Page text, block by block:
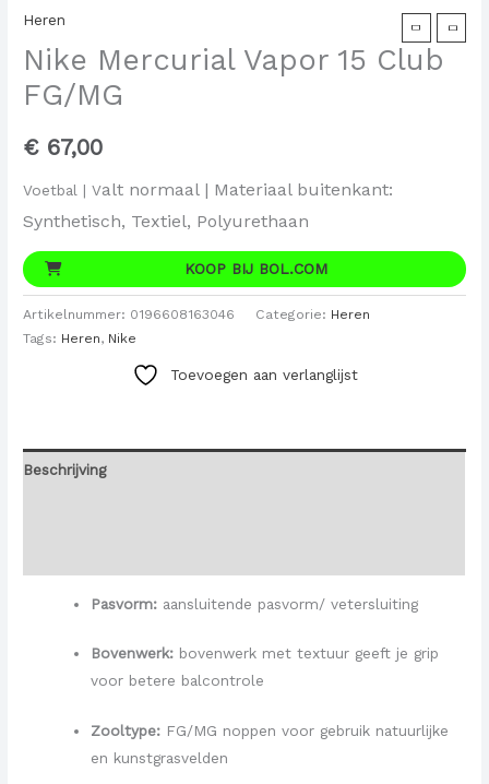
Heren
Nike Mercurial Vapor 15 Club
FG/MG
€ 67,00
Voetbal | Valt normaal | Materiaal buitenkant:
Synthetisch, Textiel, Polyurethaan
KOOP BIJ BOL.COM
Artikelnummer: 0196608163046 Categorie: Heren
Tags: Heren, Nike
Toevoegen aan verlanglijst
Beschrijving
Pasvorm: aansluitende pasvorm/ vetersluiting
Bovenwerk: bovenwerk met textuur geeft je grip
voor betere balcontrole
Zooltype: FG/MG noppen voor gebruik natuurlijke
en kunstgrasvelden